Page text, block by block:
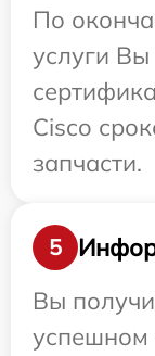
По
услуги
Cisco
запчасти.
5
Вы
успешном